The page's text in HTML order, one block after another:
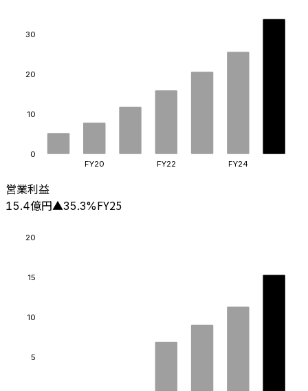
0
10
20
30
FY20 FY22 FY24
営業利益
15.4億円▲35.3%FY25
5
10
15
20